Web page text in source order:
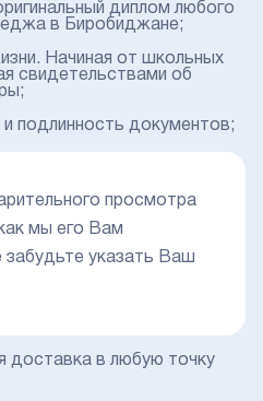
диплом любого
в Биробиджане;
Начиная от школьных
свидетельствами об
и подлинность документов;
просмотра
мы его Вам
указать Ваш
доставка в любую точку